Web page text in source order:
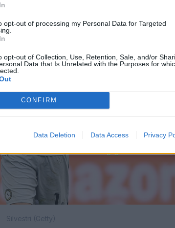
opt-out of processing my Personal Data for Targeted
opt-out of Collection, Use, Retention, Sale, and/or
Data that Is Unrelated with the Purposes for
CONFIRM
Data Deletion Data Access Privacy